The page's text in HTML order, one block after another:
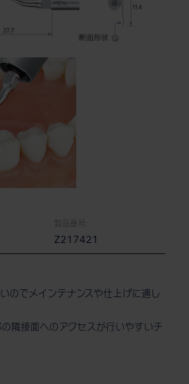
製品番号:
Z217421
のでメインテナンスや仕上げに適し
隣接面へのアクセスが行いやすいチ